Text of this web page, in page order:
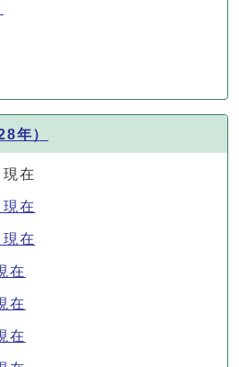
年）
在
在
在
在
在
在